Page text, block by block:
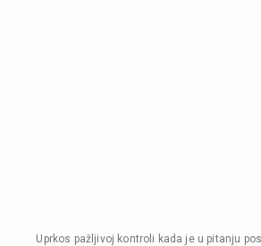
Uprkos pažljivoj kontroli kada je u pitanju